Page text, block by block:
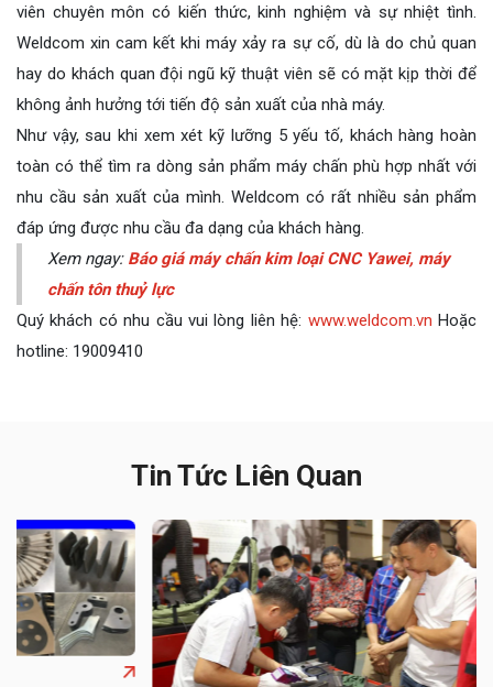
viên chuyên môn có kiến thức, kinh nghiệm và sự nhiệt tình.
Weldcom xin cam kết khi máy xảy ra sự cố, dù là do chủ quan
hay do khách quan đội ngũ kỹ thuật viên sẽ có mặt kịp thời để
không ảnh hưởng tới tiến độ sản xuất của nhà máy.
Như vậy, sau khi xem xét kỹ lưỡng 5 yếu tố, khách hàng hoàn
toàn có thể tìm ra dòng sản phẩm máy chấn phù hợp nhất với
nhu cầu sản xuất của mình. Weldcom có rất nhiều sản phẩm
đáp ứng được nhu cầu đa dạng của khách hàng.
Xem ngay: Báo giá máy chấn kim loại CNC Yawei, máy
chấn tôn thuỷ lực
Quý khách có nhu cầu vui lòng liên hệ: www.weldcom.vn Hoặc
hotline: 19009410
Tin Tức Liên Quan